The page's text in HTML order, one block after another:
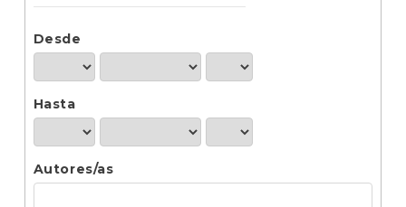
Desde
Hasta
Autores/as